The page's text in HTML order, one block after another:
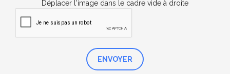
Déplacer l'image dans le cadre vide à droite
ENVOYER